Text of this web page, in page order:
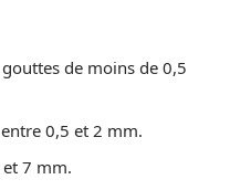
de moins de 0,5
0,5 et 2 mm.
7 mm.